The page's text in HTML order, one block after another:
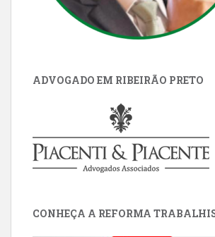
ADVOGADO EM RIBEIRÃO PRETO
CONHEÇA A REFORMA